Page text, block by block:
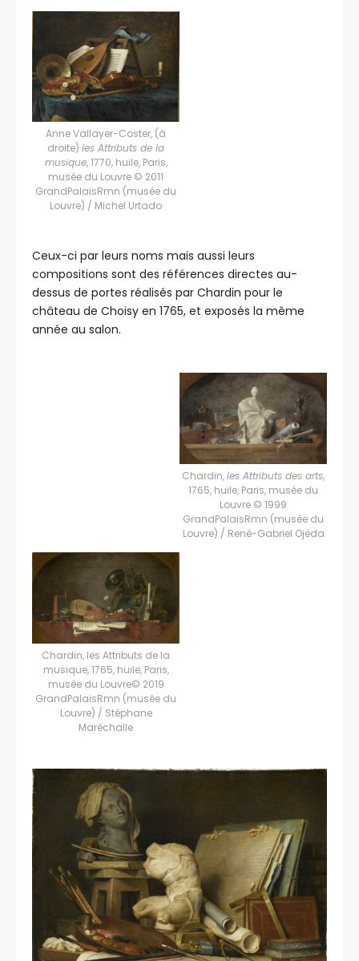
Anne Vallayer-Coster, (à
droite) les Attributs de la
musique, 1770, huile, Paris,
musée du Louvre © 2011
GrandPalaisRmn (musée du
Louvre) / Michel Urtado
Ceux-ci par leurs noms mais aussi leurs
compositions sont des références directes au-
dessus de portes réalisés par Chardin pour le
château de Choisy en 1765, et exposés la même
année au salon.
Chardin,les Attributs des arts,
1765, huile, Paris, musée du
Louvre © 1999
GrandPalaisRmn (musée du
Louvre) / René-Gabriel Ojéda
Chardin, les Attributs de la
musique, 1765, huile, Paris,
musée du Louvre© 2019
GrandPalaisRmn (musée du
Louvre) / Stéphane
Maréchalle